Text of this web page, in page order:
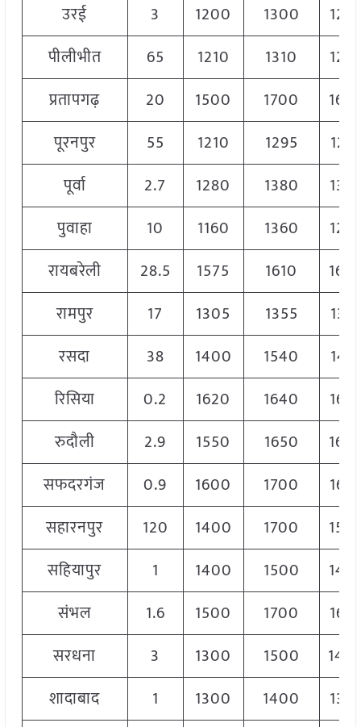
उरई
3 1200 1300
पीलीभीत
65 1210 1310
प्रतापगढ़
20 1500 1700
पूरनपुर
55 1210 1295
पूर्वा
2.7 1280 1380
पुवाहा
10 1160 1360
रायबरेली
28.5 1575 1610
रामपुर
17 1305 1355
रसदा
38 1400 1540
रिसिया
0.2 1620 1640
रुदौली
2.9 1550 1650
सफदरगंज
0.9 1600 1700
सहारनपुर
120 1400 1700
सहियापुर
1 1400 1500
संभल
1.6 1500 1700
सरधना
3 1300 1500
शादाबाद
1 1300 1400